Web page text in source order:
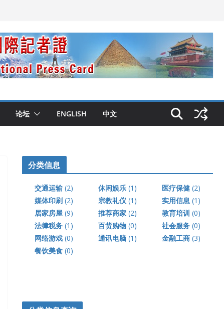
论坛 ENGLISH 中文
分类信息
交通运输 (2) 休闲娱乐 (1) 医疗保健 (2)
媒体印刷 (2) 宗教礼仪 (1) 实用信息 (1)
居家房屋 (9) 推荐商家 (2) 教育培训 (0)
法律税务 (1) 百货购物 (0) 社会服务 (0)
网络游戏 (0) 通讯电脑 (1) 金融工商 (3)
餐饮美食 (0)